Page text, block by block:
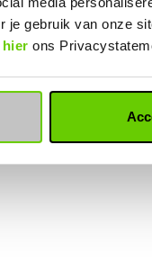
je gebruik van onze
hier ons